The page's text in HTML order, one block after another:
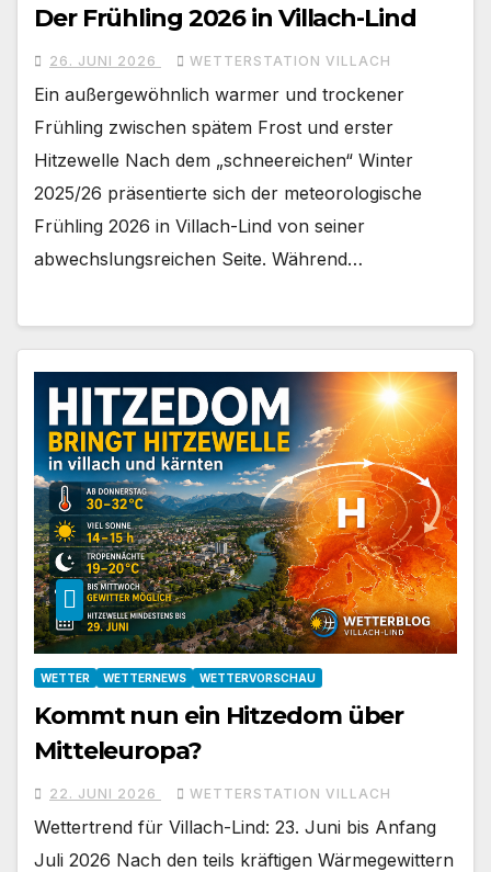
Der Frühling 2026 in Villach-Lind
26. JUNI 2026 WETTERSTATION VILLACH
Ein außergewöhnlich warmer und trockener
Frühling zwischen spätem Frost und erster
Hitzewelle Nach dem „schneereichen“ Winter
2025/26 präsentierte sich der meteorologische
Frühling 2026 in Villach-Lind von seiner
abwechslungsreichen Seite. Während…
WETTER WETTERNEWS WETTERVORSCHAU
Kommt nun ein Hitzedom über
Mitteleuropa?
22. JUNI 2026 WETTERSTATION VILLACH
Wettertrend für Villach-Lind: 23. Juni bis Anfang
Juli 2026 Nach den teils kräftigen Wärmegewittern